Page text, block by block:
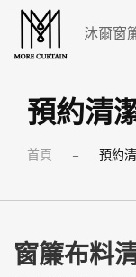
沐爾窗
預約清
首頁 – 預約
窗簾布料